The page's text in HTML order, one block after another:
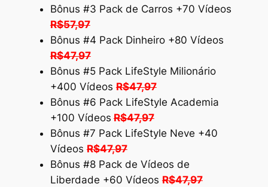
Bônus #3 Pack de Carros +70 Vídeos
R$57,97
Bônus #4 Pack Dinheiro +80 Vídeos
R$47,97
Bônus #5 Pack LifeStyle Milionário
+400 VídeosR$47,97
Bônus #6 Pack LifeStyle Academia
+100 Vídeos R$47,97
Bônus #7 Pack LifeStyle Neve +40
VídeosR$47,97
Bônus #8 Pack de Vídeos de
Liberdade +60 VídeosR$47,97